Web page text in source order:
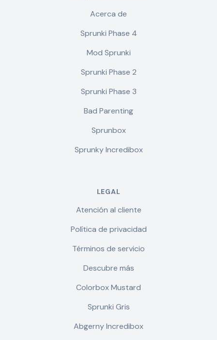
Acerca de
Sprunki Phase 4
Mod Sprunki
Sprunki Phase 2
Sprunki Phase 3
Bad Parenting
Sprunbox
Sprunky Incredibox
LEGAL
Atención al cliente
Política de privacidad
Términos de servicio
Descubre más
Colorbox Mustard
Sprunki Gris
Abgerny Incredibox